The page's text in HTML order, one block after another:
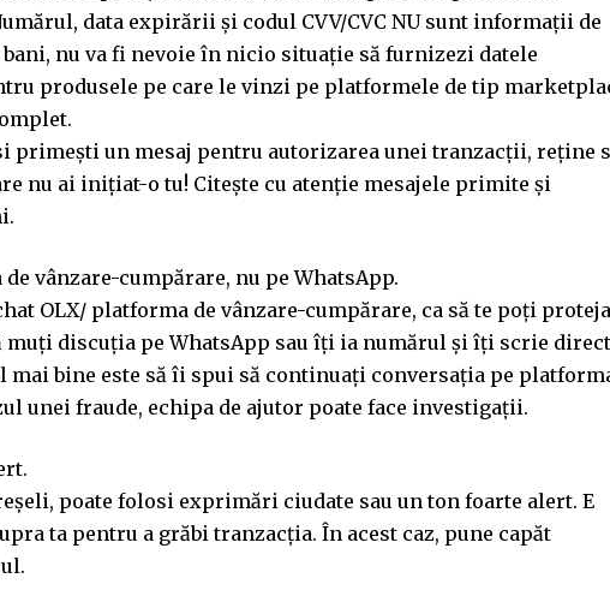
data expirării și codul CVV/CVC NU sunt informații de
nu va fi nevoie în nicio situație să furnizezi datele
produsele pe care le vinzi pe platformele de tip
primești un mesaj pentru autorizarea unei tranzacții, reține
nu ai inițiat-o tu! Citește cu atenție mesajele primite și
vânzare-cumpărare, nu pe WhatsApp.
OLX/ platforma de vânzare-cumpărare, ca să te poți proteja
muți discuția pe WhatsApp sau îți ia numărul și îți scrie direct
mai bine este să îi spui să continuați conversația pe
unei fraude, echipa de ajutor poate face investigații.
poate folosi exprimări ciudate sau un ton foarte alert. E
ta pentru a grăbi tranzacția. În acest caz, pune capăt